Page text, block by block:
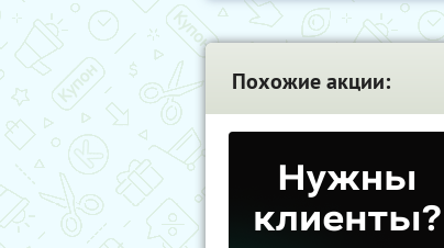
Похожие акции: